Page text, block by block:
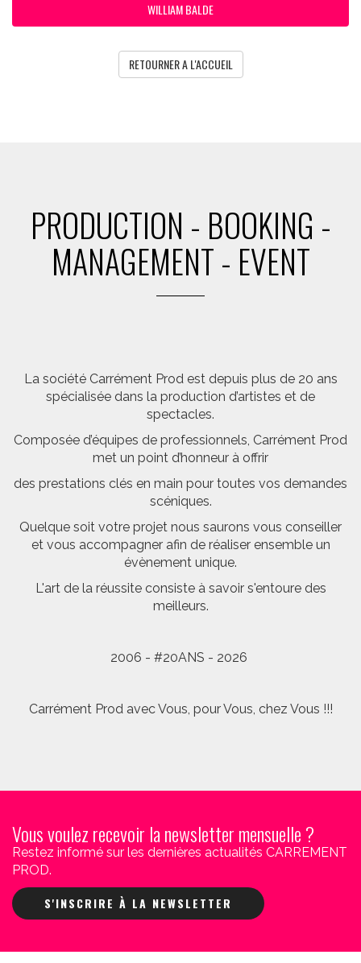
WILLIAM BALDE
RETOURNER A L'ACCUEIL
PRODUCTION - BOOKING -
MANAGEMENT - EVENT
La société Carrément Prod est depuis plus de 20 ans
spécialisée dans la production d’artistes et de
spectacles.
Composée d’équipes de professionnels, Carrément Prod
met un point d’honneur à offrir
des prestations clés en main pour toutes vos demandes
scéniques.
Quelque soit votre projet nous saurons vous conseiller
et vous accompagner afin de réaliser ensemble un
évènement unique.
L'art de la réussite consiste à savoir s'entoure des
meilleurs.
2006 - #20ANS - 2026
Carrément Prod avec Vous, pour Vous, chez Vous !!!
Vous voulez recevoir la newsletter mensuelle ?
Restez informé sur les dernières actualités CARREMENT
PROD.
S'INSCRIRE À LA NEWSLETTER